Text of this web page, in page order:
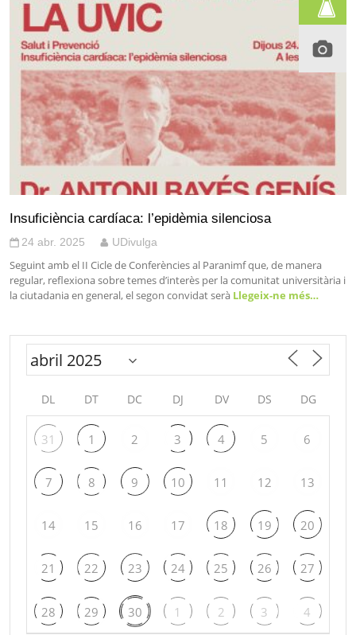
Insuficiència cardíaca: l’epidèmia silenciosa
24 abr. 2025 UDivulga
Seguint amb el II Cicle de Conferències al Paranimf que, de manera
regular, reflexiona sobre temes d’interès per la comunitat universitària i
la ciutadania en general, el segon convidat serà Llegeix-ne més…
DL DT DC DJ DV DS DG
31 1 2 3 4 5 6
7 8 9 10 11 12 13
14 15 16 17 18 19 20
21 22 23 24 25 26 27
28 29 30 1 2 3 4